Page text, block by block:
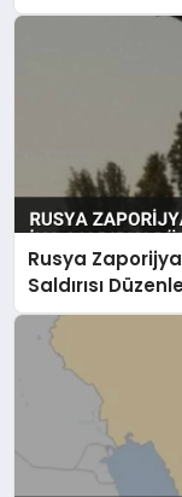
Rusya
Saldırısı